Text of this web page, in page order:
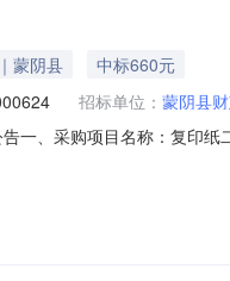
蒙阴县
中标660元
招标单位： 蒙阴县
一、采购项目名称：复印
息：蒙阴县财政局联系电